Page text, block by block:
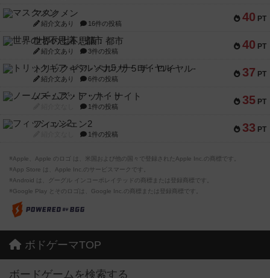
40 PT
マスクメン
紹介文あり 16件の投稿
40 PT
世界の七不思議：都市
紹介文あり 3件の投稿
37 PT
トリックギア - ペルソナ5 ザ・ロイヤル-
紹介文あり 6件の投稿
35 PT
ノームズ・アット・ナイト
1件の投稿
33 PT
フィッシェン2
1件の投稿
※Apple、Apple のロゴ は、米国および他の国々で登録されたApple Inc.の商標です。
※App Store は、Apple Inc.のサービスマークです。
※Android は、グーグル インコーポレイテッドの商標または登録商標です。
※Google Play とそのロゴは、Google Inc.の商標または登録商標です。
ボドゲーマTOP
ボードゲームを検索する